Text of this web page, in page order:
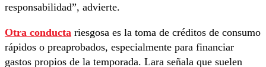
responsabilidad”, advierte.
Otra conducta riesgosa es la toma de créditos de consumo
rápidos o preaprobados, especialmente para financiar
gastos propios de la temporada. Lara señala que suelen